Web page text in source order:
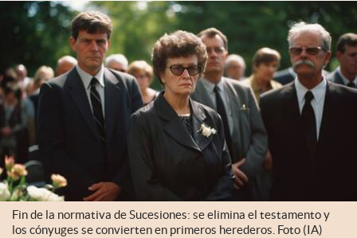
Fin de la normativa de Sucesiones: se elimina el testamento y
los cónyuges se convierten en primeros herederos. Foto (IA)